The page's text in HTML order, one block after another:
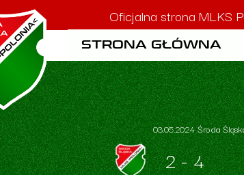
Oficjalna strona MLKS
STRONA GŁÓWNA
2 - 4
03.05.2024 Środa